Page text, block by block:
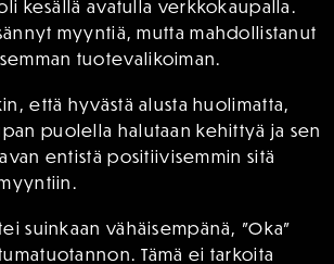
kesällä avatulla verkkokaupalla.
myyntiä, mutta mahdollistanut
tuotevalikoiman.
että hyvästä alusta huolimatta,
puolella halutaan kehittyä ja sen
entistä positiivisemmin sitä
suinkaan vähäisempänä, ”Oka”
Tämä ei tarkoita